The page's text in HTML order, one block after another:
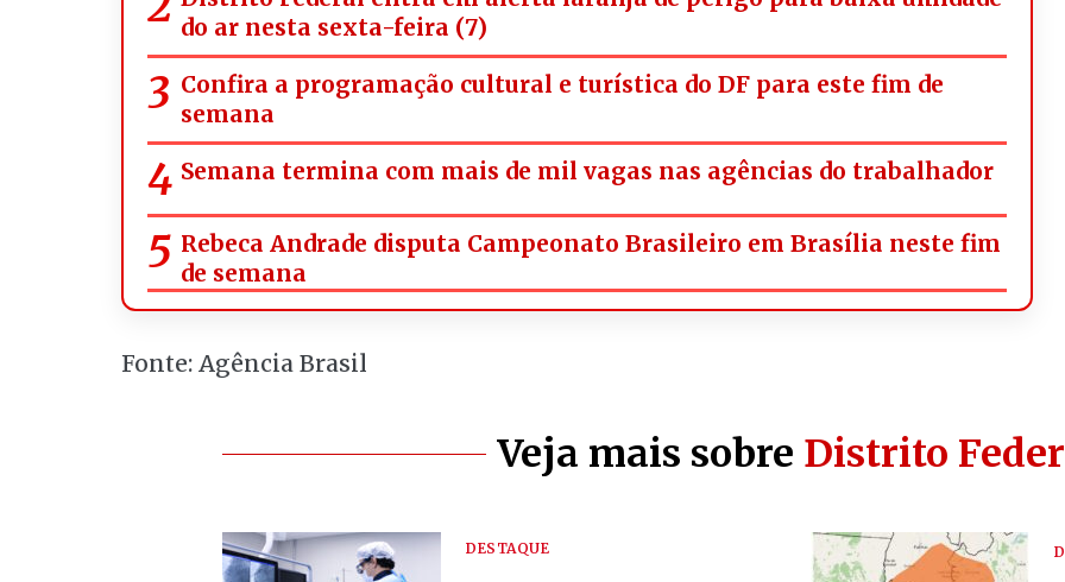
do ar nesta sexta-feira (7)
Confira a programação cultural e turística do DF para este fim de
semana
Semana termina com mais de mil vagas nas agências do trabalhador
Rebeca Andrade disputa Campeonato Brasileiro em Brasília neste fim
de semana
Fonte: Agência Brasil
Veja mais sobre Distrito
DESTAQUE